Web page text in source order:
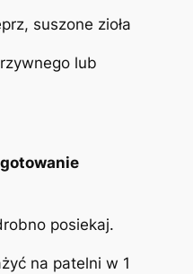
suszone zioła
lub
posiekaj.
na patelni w 1